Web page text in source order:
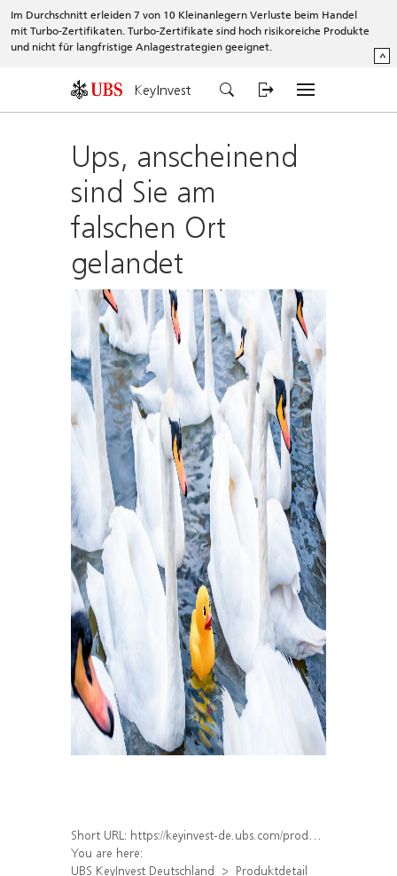
Im Durchschnitt erleiden 7 von 10 Kleinanlegern Verluste beim Handel
mit Turbo-Zertifikaten. Turbo-Zertifikate sind hoch risikoreiche Produkte
und nicht für langfristige Anlagestrategien geeignet.
^
KeyInvest
Ups, anscheinend
sind Sie am
falschen Ort
gelandet
Short URL: https://keyinvest-de.ubs.com/produkt/detail/index/isin/DE000WA68164
You are here:
UBS KeyInvest Deutschland
Produktdetail